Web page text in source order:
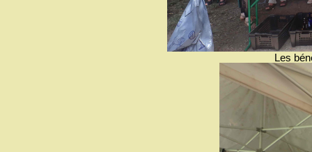
Les